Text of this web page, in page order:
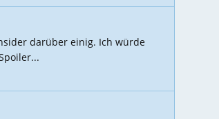
darüber einig. Ich würde